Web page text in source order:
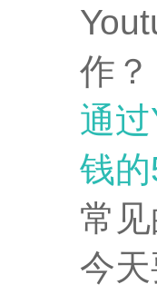
作？
通
钱
常
今